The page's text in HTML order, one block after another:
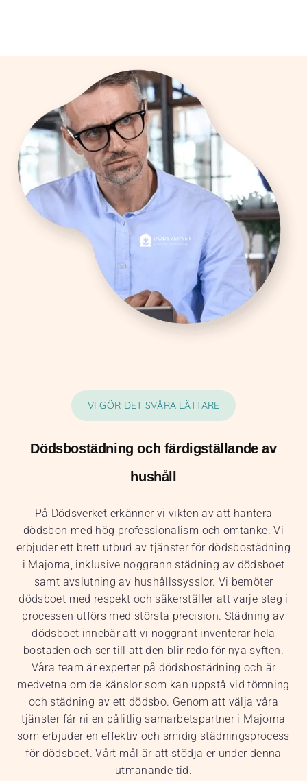
VI GÖR DET SVÅRA LÄTTARE
Dödsbostädning och färdigställande av
hushåll
På Dödsverket erkänner vi vikten av att hantera
dödsbon med hög professionalism och omtanke. Vi
erbjuder ett brett utbud av tjänster för dödsbostädning
i Majorna, inklusive noggrann städning av dödsboet
samt avslutning av hushållssysslor. Vi bemöter
dödsboet med respekt och säkerställer att varje steg i
processen utförs med största precision. Städning av
dödsboet innebär att vi noggrant inventerar hela
bostaden och ser till att den blir redo för nya syften.
Våra team är experter på dödsbostädning och är
medvetna om de känslor som kan uppstå vid tömning
och städning av ett dödsbo. Genom att välja våra
tjänster får ni en pålitlig samarbetspartner i Majorna
som erbjuder en effektiv och smidig städningsprocess
för dödsboet. Vårt mål är att stödja er under denna
utmanande tid.